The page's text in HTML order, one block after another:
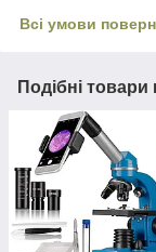
Всі умови
Подібні товари